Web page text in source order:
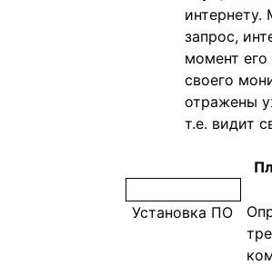
интернету.
запрос,
момент его
своего
отражены
т.е. видит
Установка ПО